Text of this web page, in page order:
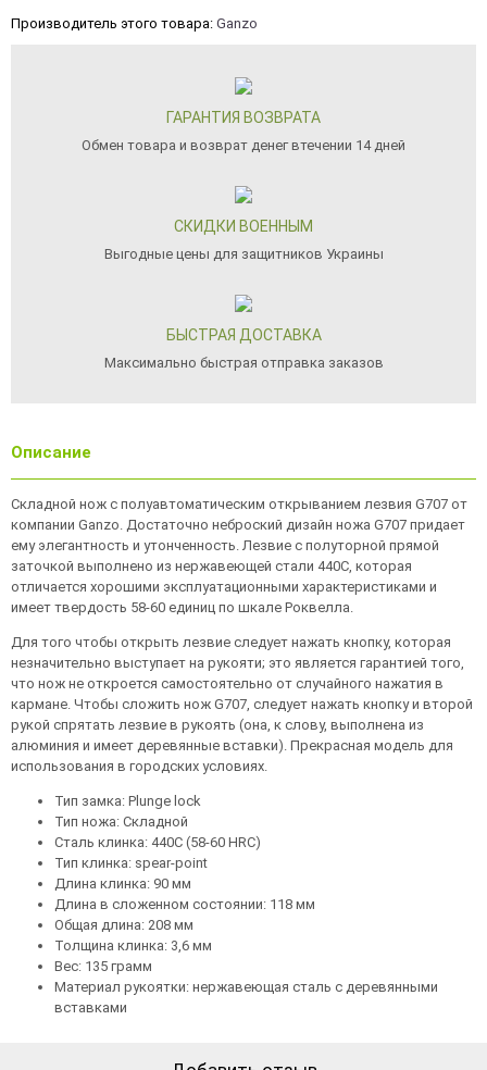
Производитель этого товара: Ganzo
ГАРАНТИЯ ВОЗВРАТА
Обмен товара и возврат денег втечении 14 дней
СКИДКИ ВОЕННЫМ
Выгодные цены для защитников Украины
БЫСТРАЯ ДОСТАВКА
Максимально быстрая отправка заказов
Описание
Складной нож с полуавтоматическим открыванием лезвия G707 от
компании Ganzo. Достаточно неброский дизайн ножа G707 придает
ему элегантность и утонченность. Лезвие с полуторной прямой
заточкой выполнено из нержавеющей стали 440С, которая
отличается хорошими эксплуатационными характеристиками и
имеет твердость 58-60 единиц по шкале Роквелла.
Для того чтобы открыть лезвие следует нажать кнопку, которая
незначительно выступает на рукояти; это является гарантией того,
что нож не откроется самостоятельно от случайного нажатия в
кармане. Чтобы сложить нож G707, следует нажать кнопку и второй
рукой спрятать лезвие в рукоять (она, к слову, выполнена из
алюминия и имеет деревянные вставки). Прекрасная модель для
использования в городских условиях.
Тип замка: Plunge lock
Тип ножа: Складной
Сталь клинка: 440C (58-60 HRC)
Тип клинка: spear-point
Длина клинка: 90 мм
Длина в сложенном состоянии: 118 мм
Общая длина: 208 мм
Толщина клинка: 3,6 мм
Вес: 135 грамм
Материал рукоятки: нержавеющая сталь с деревянными
вставками